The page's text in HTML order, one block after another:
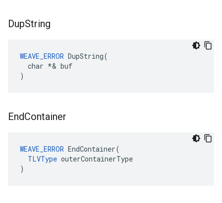
DupString
WEAVE_ERROR DupString(
  char *& buf
)
EndContainer
WEAVE_ERROR EndContainer(
TLVType outerContainerType
)